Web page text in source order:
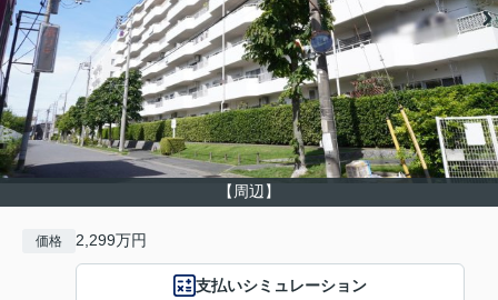
【周辺】
価格 2,299万円
支払いシミュレーション